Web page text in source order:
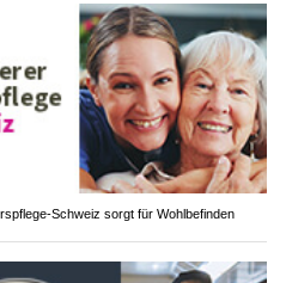
Schweiz sorgt für Wohlbefinden